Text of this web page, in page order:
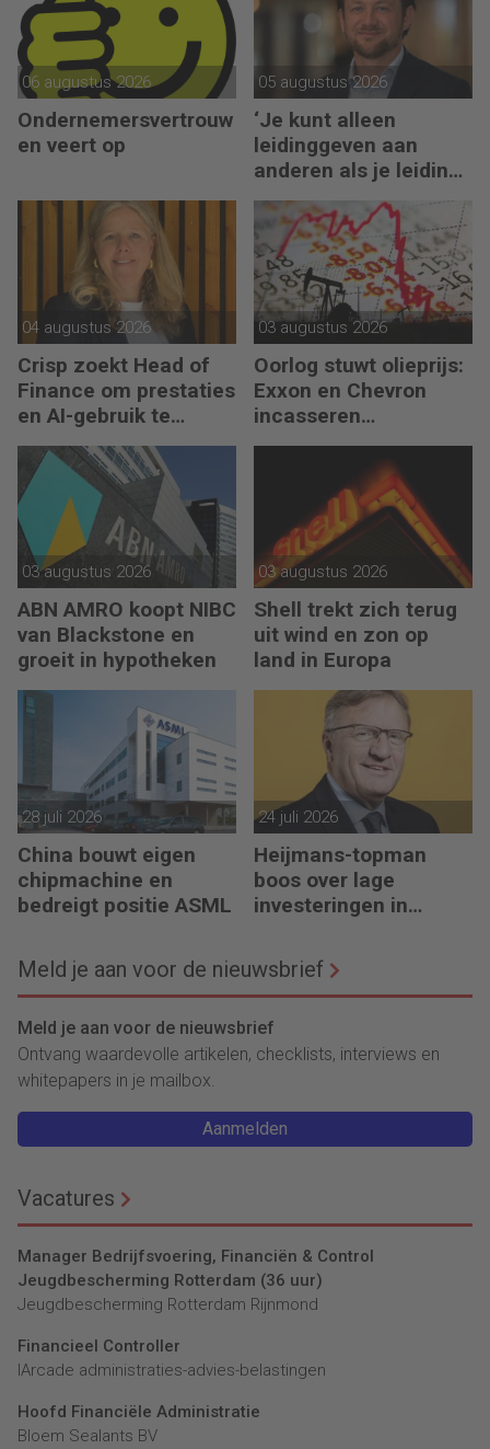
06 augustus 2026
Ondernemersvertrouw
en veert op
05 augustus 2026
‘Je kunt alleen
leidinggeven aan
anderen als je leiding
kunt geven aan jezelf’
04 augustus 2026
Crisp zoekt Head of
Finance om prestaties
en AI-gebruik te
versnellen
03 augustus 2026
Oorlog stuwt olieprijs:
Exxon en Chevron
incasseren
miljardenwinsten
03 augustus 2026
ABN AMRO koopt NIBC
van Blackstone en
groeit in hypotheken
03 augustus 2026
Shell trekt zich terug
uit wind en zon op
land in Europa
28 juli 2026
China bouwt eigen
chipmachine en
bedreigt positie ASML
24 juli 2026
Heijmans-topman
boos over lage
investeringen in
Meld je aan voor de nieuwsbrief
Meld je aan voor de nieuwsbrief
Ontvang waardevolle artikelen, checklists, interviews en
whitepapers in je mailbox.
Aanmelden
Vacatures
Manager Bedrijfsvoering, Financiën & Control
Jeugdbescherming Rotterdam (36 uur)
Jeugdbescherming Rotterdam Rijnmond
Financieel Controller
lArcade administraties-advies-belastingen
Hoofd Financiële Administratie
Bloem Sealants BV